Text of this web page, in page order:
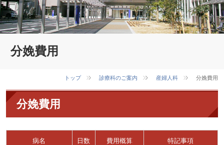
分娩費用
トップ 診療科のご案内 産婦人科 分娩費用
分娩費用
病名 日数 費用概算 特記事項